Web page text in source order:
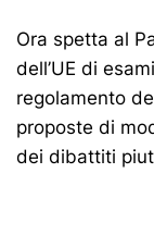
Ora spetta al
dell’UE di
regolamento
proposte di
dei dibattiti